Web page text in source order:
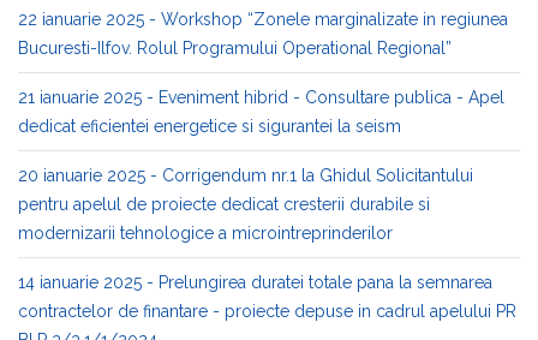
22 ianuarie 2025 - Workshop “Zonele marginalizate in regiunea
Bucuresti-Ilfov. Rolul Programului Operational Regional”
21 ianuarie 2025 - Eveniment hibrid - Consultare publica - Apel
dedicat eficientei energetice si sigurantei la seism
20 ianuarie 2025 - Corrigendum nr.1 la Ghidul Solicitantului
pentru apelul de proiecte dedicat cresterii durabile si
modernizarii tehnologice a microintreprinderilor
14 ianuarie 2025 - Prelungirea duratei totale pana la semnarea
contractelor de finantare - proiecte depuse in cadrul apelului PR